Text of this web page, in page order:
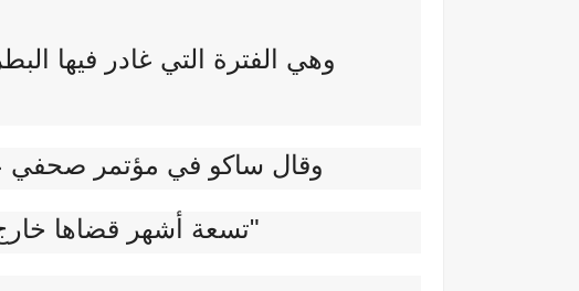
وهي الفترة التي غادر فيها
وقال ساكو في مؤتمر صحفي
"تسعة أشهر قضاها